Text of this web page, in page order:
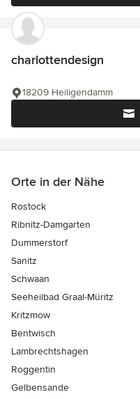
charlottendesign
18209 Heiligendamm
Orte in der Nähe
Rostock
Ribnitz-Damgarten
Dummerstorf
Sanitz
Schwaan
Seeheilbad Graal-Müritz
Kritzmow
Bentwisch
Lambrechtshagen
Roggentin
Gelbensande